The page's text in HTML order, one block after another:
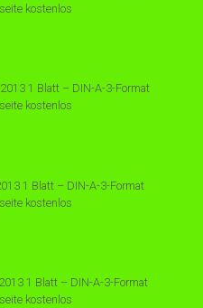
kostenlos
1 Blatt – DIN-A-3-Format
kostenlos
1 Blatt – DIN-A-3-Format
kostenlos
1 Blatt – DIN-A-3-Format
kostenlos